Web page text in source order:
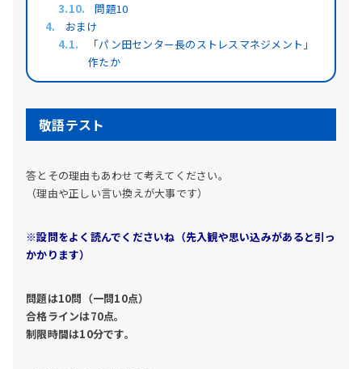
問題10
おまけ
「パン田センター長のストレスマネジメント」
作たか
敬語テスト
答とその理由もあわせて考えてください。
（理由や正しい言い換えが大事です）
※設問をよく読んでくださいね（先入観や思い込みがあると引っ
かかります）
問題は10問（一問10点）
合格ラインは70点。
制限時間は10分です。